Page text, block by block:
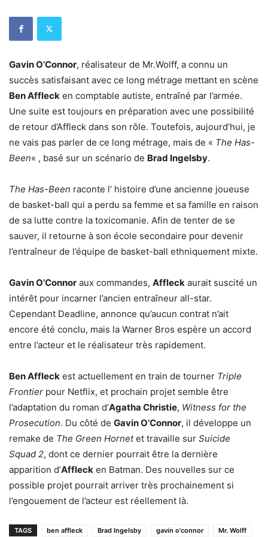
Gavin O’Connor, réalisateur de Mr.Wolff, a connu un
succès satisfaisant avec ce long métrage mettant en scène
Ben Affleck en comptable autiste, entraîné par l’armée.
Une suite est toujours en préparation avec une possibilité
de retour d’Affleck dans son rôle. Toutefois, aujourd’hui, je
ne vais pas parler de ce long métrage, mais de « The Has-
Been« , basé sur un scénario de Brad Ingelsby.
The Has-Been raconte l’ histoire d’une ancienne joueuse
de basket-ball qui a perdu sa femme et sa famille en raison
de sa lutte contre la toxicomanie. Afin de tenter de se
sauver, il retourne à son école secondaire pour devenir
l’entraîneur de l’équipe de basket-ball ethniquement mixte.
Gavin O’Connor aux commandes, Affleck aurait suscité un
intérêt pour incarner l’ancien entraîneur all-star.
Cependant Deadline, annonce qu’aucun contrat n’ait
encore été conclu, mais la Warner Bros espère un accord
entre l’acteur et le réalisateur très rapidement.
Ben Affleck est actuellement en train de tourner Triple
Frontier pour Netflix, et prochain projet semble être
l’adaptation du roman d’Agatha Christie, Witness for the
Prosecution. Du côté de Gavin O’Connor, il développe un
remake de The Green Hornetet travaille sur Suicide
Squad 2, dont ce dernier pourrait être la dernière
apparition d’Affleck en Batman. Des nouvelles sur ce
possible projet pourrait arriver très prochainement si
l’engouement de l’acteur est réellement là.
TAGS ben affleck Brad Ingelsby gavin o'connor Mr. Wolff